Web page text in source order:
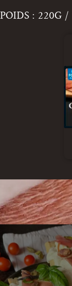
POIDS : 220G /